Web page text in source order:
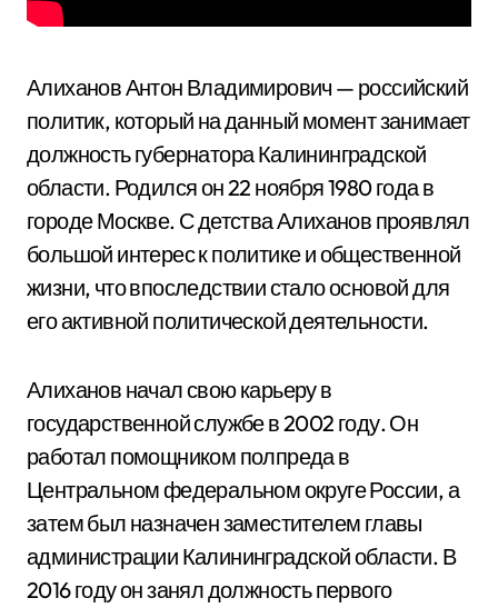
Алиханов Антон Владимирович — российский
политик, который на данный момент занимает
должность губернатора Калининградской
области. Родился он 22 ноября 1980 года в
городе Москве. С детства Алиханов проявлял
большой интерес к политике и общественной
жизни, что впоследствии стало основой для
его активной политической деятельности.
Алиханов начал свою карьеру в
государственной службе в 2002 году. Он
работал помощником полпреда в
Центральном федеральном округе России, а
затем был назначен заместителем главы
администрации Калининградской области. В
2016 году он занял должность первого